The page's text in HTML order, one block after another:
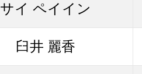
サイ ペイイン
臼井 麗香